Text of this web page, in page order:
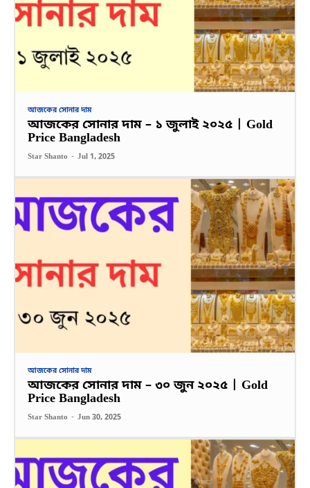
আজকের সোনার দাম
আজকের সোনার দাম – ১ জুলাই ২০২৫ | Gold
Price Bangladesh
Star Shanto - Jul 1, 2025
আজকের সোনার দাম
আজকের সোনার দাম – ৩০ জুন ২০২৫ | Gold
Price Bangladesh
Star Shanto - Jun 30, 2025